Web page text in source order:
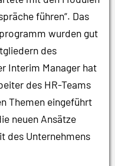
führen“. Das
wurden gut
des
Interim Manager hat
des HR-Teams
Themen eingeführt
neuen Ansätze
des Unternehmens